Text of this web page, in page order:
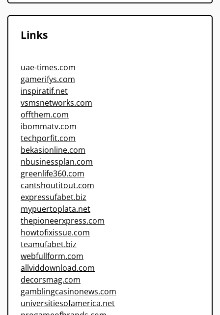
Links
uae-times.com
gamerifys.com
inspiratif.net
vsmsnetworks.com
offthem.com
ibommatv.com
techporfit.com
bekasionline.com
nbusinessplan.com
greenlife360.com
cantshoutitout.com
expressufabet.biz
mypuertoplata.net
thepioneerxpress.com
howtofixissue.com
teamufabet.biz
webfullform.com
allviddownload.com
decorsmag.com
gamblingcasinonews.com
universitiesofamerica.net